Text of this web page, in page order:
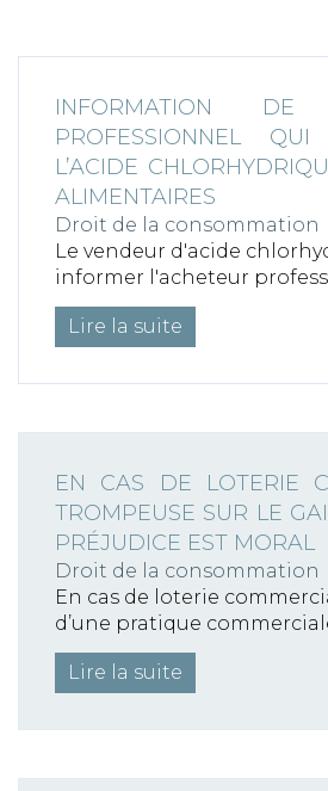
INFORMATION DE
PROFESSIONNEL
L’ACIDE
ALIMENTAIRES
Droit de la consommation
Le vendeur d'acide
informer l'acheteur
Lire la suite
EN CAS DE LOTERIE
TROMPEUSE SUR LE
PRÉJUDICE EST MORAL
Droit de la consommation
En cas de loterie
d’une pratique
Lire la suite
Nous avons recours à des
assurer le bon fonctionnement
également des cookies soumis à
pour collecter des statistiques de
Cliquez ci-dessous sur «
dépôt de l'ensemble des cookies ou
» pour choisir quels cookies
consentement seront déposés
avant de continuer votre visite du site.
Plus d'informations